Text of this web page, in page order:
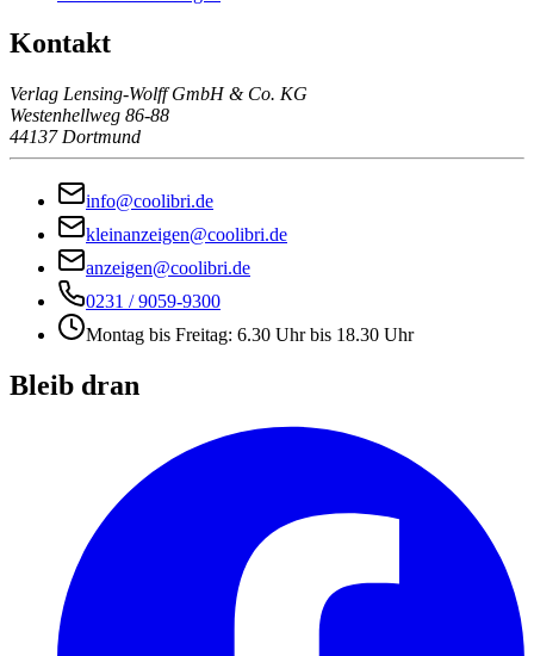
Kontakt
Verlag Lensing-Wolff GmbH & Co. KG
Westenhellweg 86-88
44137 Dortmund
info@coolibri.de
kleinanzeigen@coolibri.de
anzeigen@coolibri.de
0231 / 9059-9300
Montag bis Freitag: 6.30 Uhr bis 18.30 Uhr
Bleib dran